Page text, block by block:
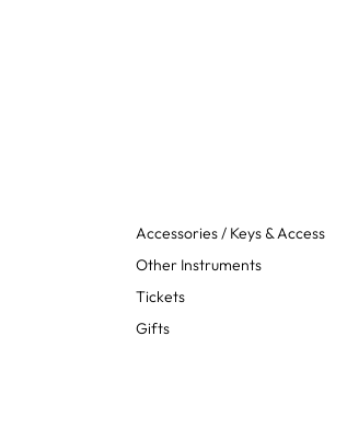
Accessories / Keys & Access
Other Instruments
Tickets
Gifts